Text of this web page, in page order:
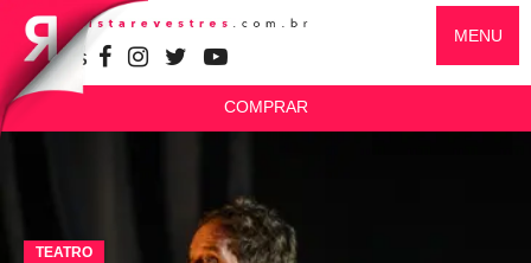
SIGA-NOS
MENU
COMPRAR
TEATRO